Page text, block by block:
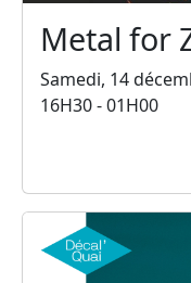
Metal for
Samedi, 14
16H30 - 01H00